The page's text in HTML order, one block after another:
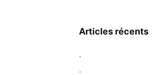
Articles récents
.
.